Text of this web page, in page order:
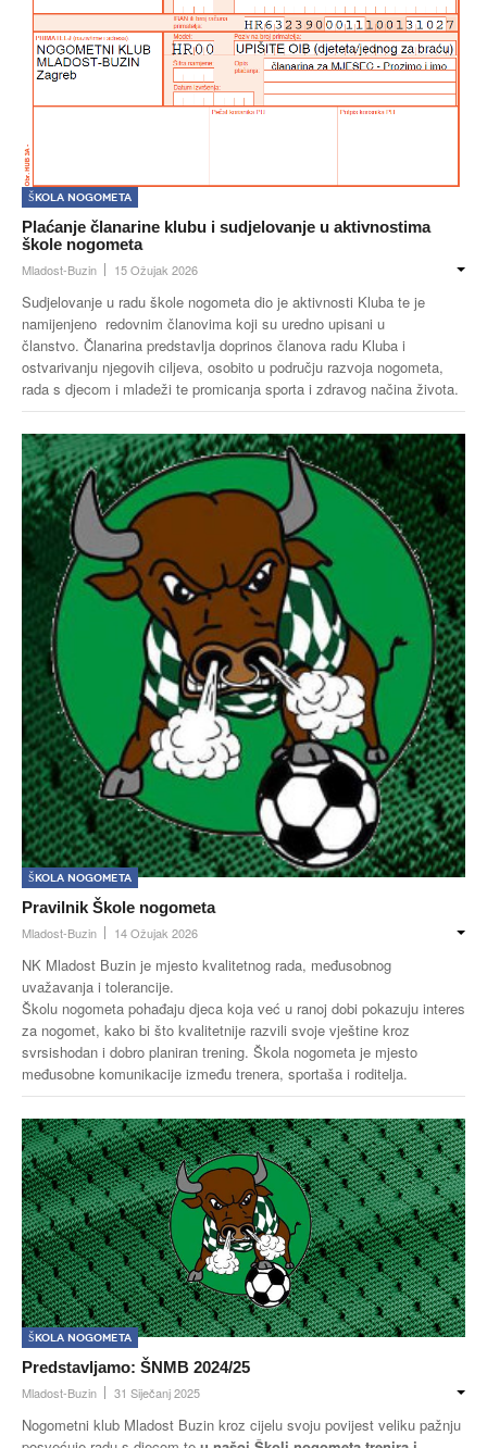
Škola nogometa
Plaćanje članarine klubu i sudjelovanje u aktivnostima
škole nogometa
Mladost-Buzin 15 Ožujak 2026
Sudjelovanje u radu škole nogometa dio je aktivnosti Kluba te je
namijenjeno redovnim članovima koji su uredno upisani u
članstvo. Članarina predstavlja doprinos članova radu Kluba i
ostvarivanju njegovih ciljeva, osobito u području razvoja nogometa,
rada s djecom i mladeži te promicanja sporta i zdravog načina života.
Škola nogometa
Pravilnik Škole nogometa
Mladost-Buzin 14 Ožujak 2026
NK Mladost Buzin je mjesto kvalitetnog rada, međusobnog
uvažavanja i tolerancije.
Školu nogometa pohađaju djeca koja već u ranoj dobi pokazuju interes
za nogomet, kako bi što kvalitetnije razvili svoje vještine kroz
svrsishodan i dobro planiran trening. Škola nogometa je mjesto
međusobne komunikacije između trenera, sportaša i roditelja.
Škola nogometa
Predstavljamo: ŠNMB 2024/25
Mladost-Buzin 31 Siječanj 2025
Nogometni klub Mladost Buzin kroz cijelu svoju povijest veliku pažnju